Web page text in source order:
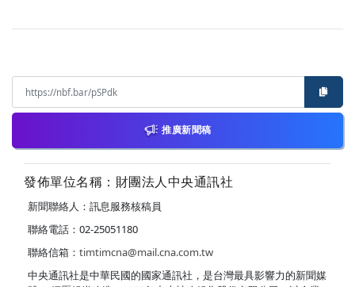
推廣新聞稿
發佈單位名稱：財團法人中央通訊社
新聞聯絡人：訊息服務核稿員
聯絡電話：02-25051180
聯絡信箱： timtimcna@mail.cna.com.tw
中央通訊社是中華民國的國家通訊社，是台灣最具影響力的新聞媒